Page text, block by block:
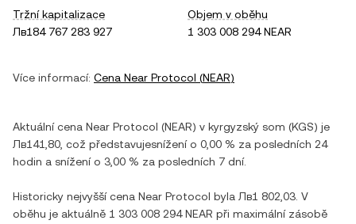
Tržní kapitalizace
Лв184 767 283 927
Objem v oběhu
1 303 008 294 NEAR
Více informací: Cena Near Protocol (NEAR)
Aktuální cena Near Protocol (NEAR) v kyrgyzský som (KGS) je
Лв141,80 , což představujesníženío 0,00 % za posledních 24
hodin a sníženío 3,00 % za posledních 7 dní.
Historicky nejvyšší cena Near Protocol byla Лв1 802,03 . V
oběhu je aktuálně 1 303 008 294 NEAR při maximální zásobě